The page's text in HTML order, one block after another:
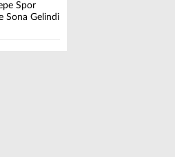
Spor
Sona Gelindi